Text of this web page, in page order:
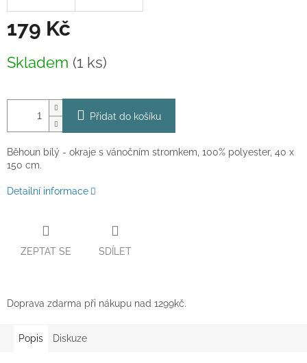
179 Kč
cena:
Skladem (1 ks)
Přidat do košíku
Běhoun bílý - okraje s vánočním stromkem, 100% polyester, 40 x
150 cm.
Detailní informace
ZEPTAT SE SDÍLET
Doprava zdarma při nákupu nad 1299kč.
Popis Diskuze